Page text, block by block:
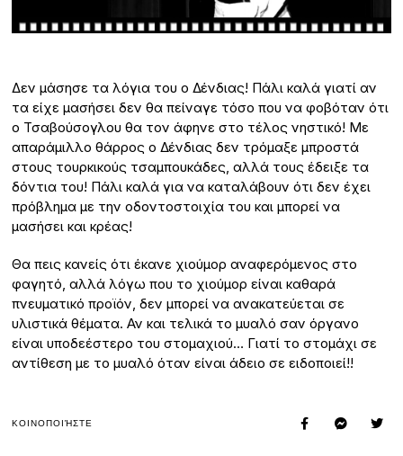
Δεν μάσησε τα λόγια του ο Δένδιας! Πάλι καλά γιατί αν
τα είχε μασήσει δεν θα πείναγε τόσο που να φοβόταν ότι
ο Τσαβούσογλου θα τον άφηνε στο τέλος νηστικό! Με
απαράμιλλο θάρρος ο Δένδιας δεν τρόμαξε μπροστά
στους τουρκικούς τσαμπουκάδες, αλλά τους έδειξε τα
δόντια του! Πάλι καλά για να καταλάβουν ότι δεν έχει
πρόβλημα με την οδοντοστοιχία του και μπορεί να
μασήσει και κρέας!
Θα πεις κανείς ότι έκανε χιούμορ αναφερόμενος στο
φαγητό, αλλά λόγω που το χιούμορ είναι καθαρά
πνευματικό προϊόν, δεν μπορεί να ανακατεύεται σε
υλιστικά θέματα. Αν και τελικά το μυαλό σαν όργανο
είναι υποδεέστερο του στομαχιού… Γιατί το στομάχι σε
αντίθεση με το μυαλό όταν είναι άδειο σε ειδοποιεί!!
ΚΟΙΝΟΠΟΙΉΣΤΕ